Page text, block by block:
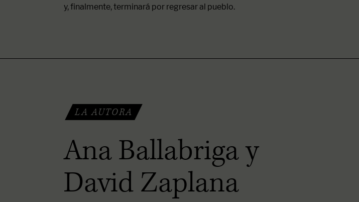
y, finalmente, terminará por regresar al pueblo.
LA AUTORA
Ana Ballabriga y
David Zaplana